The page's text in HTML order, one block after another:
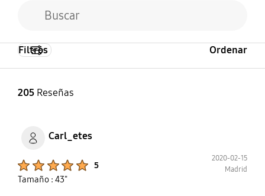
205Reseñas
Filtros Ordenar
Carl_etes
5
2020-02-15
Madrid
Tamaño : 43"